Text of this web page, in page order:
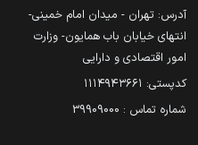
آدرس: تهران - میدان امام خمینی-
انتهای خیابان باب همایون- وزارت
امور اقتصادی و دارایی
کدپستی: ۱۱۱۴۹۴۳۶۶۱
شماره تماس : 39909000